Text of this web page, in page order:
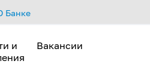
Банке
и
Вакансии